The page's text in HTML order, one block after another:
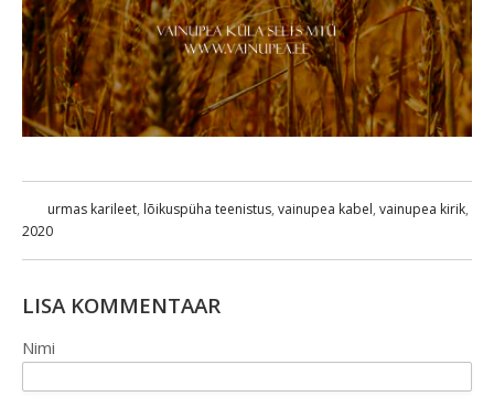
urmas karileet, lõikuspüha teenistus, vainupea kabel, vainupea kirik,
2020
LISA KOMMENTAAR
Nimi